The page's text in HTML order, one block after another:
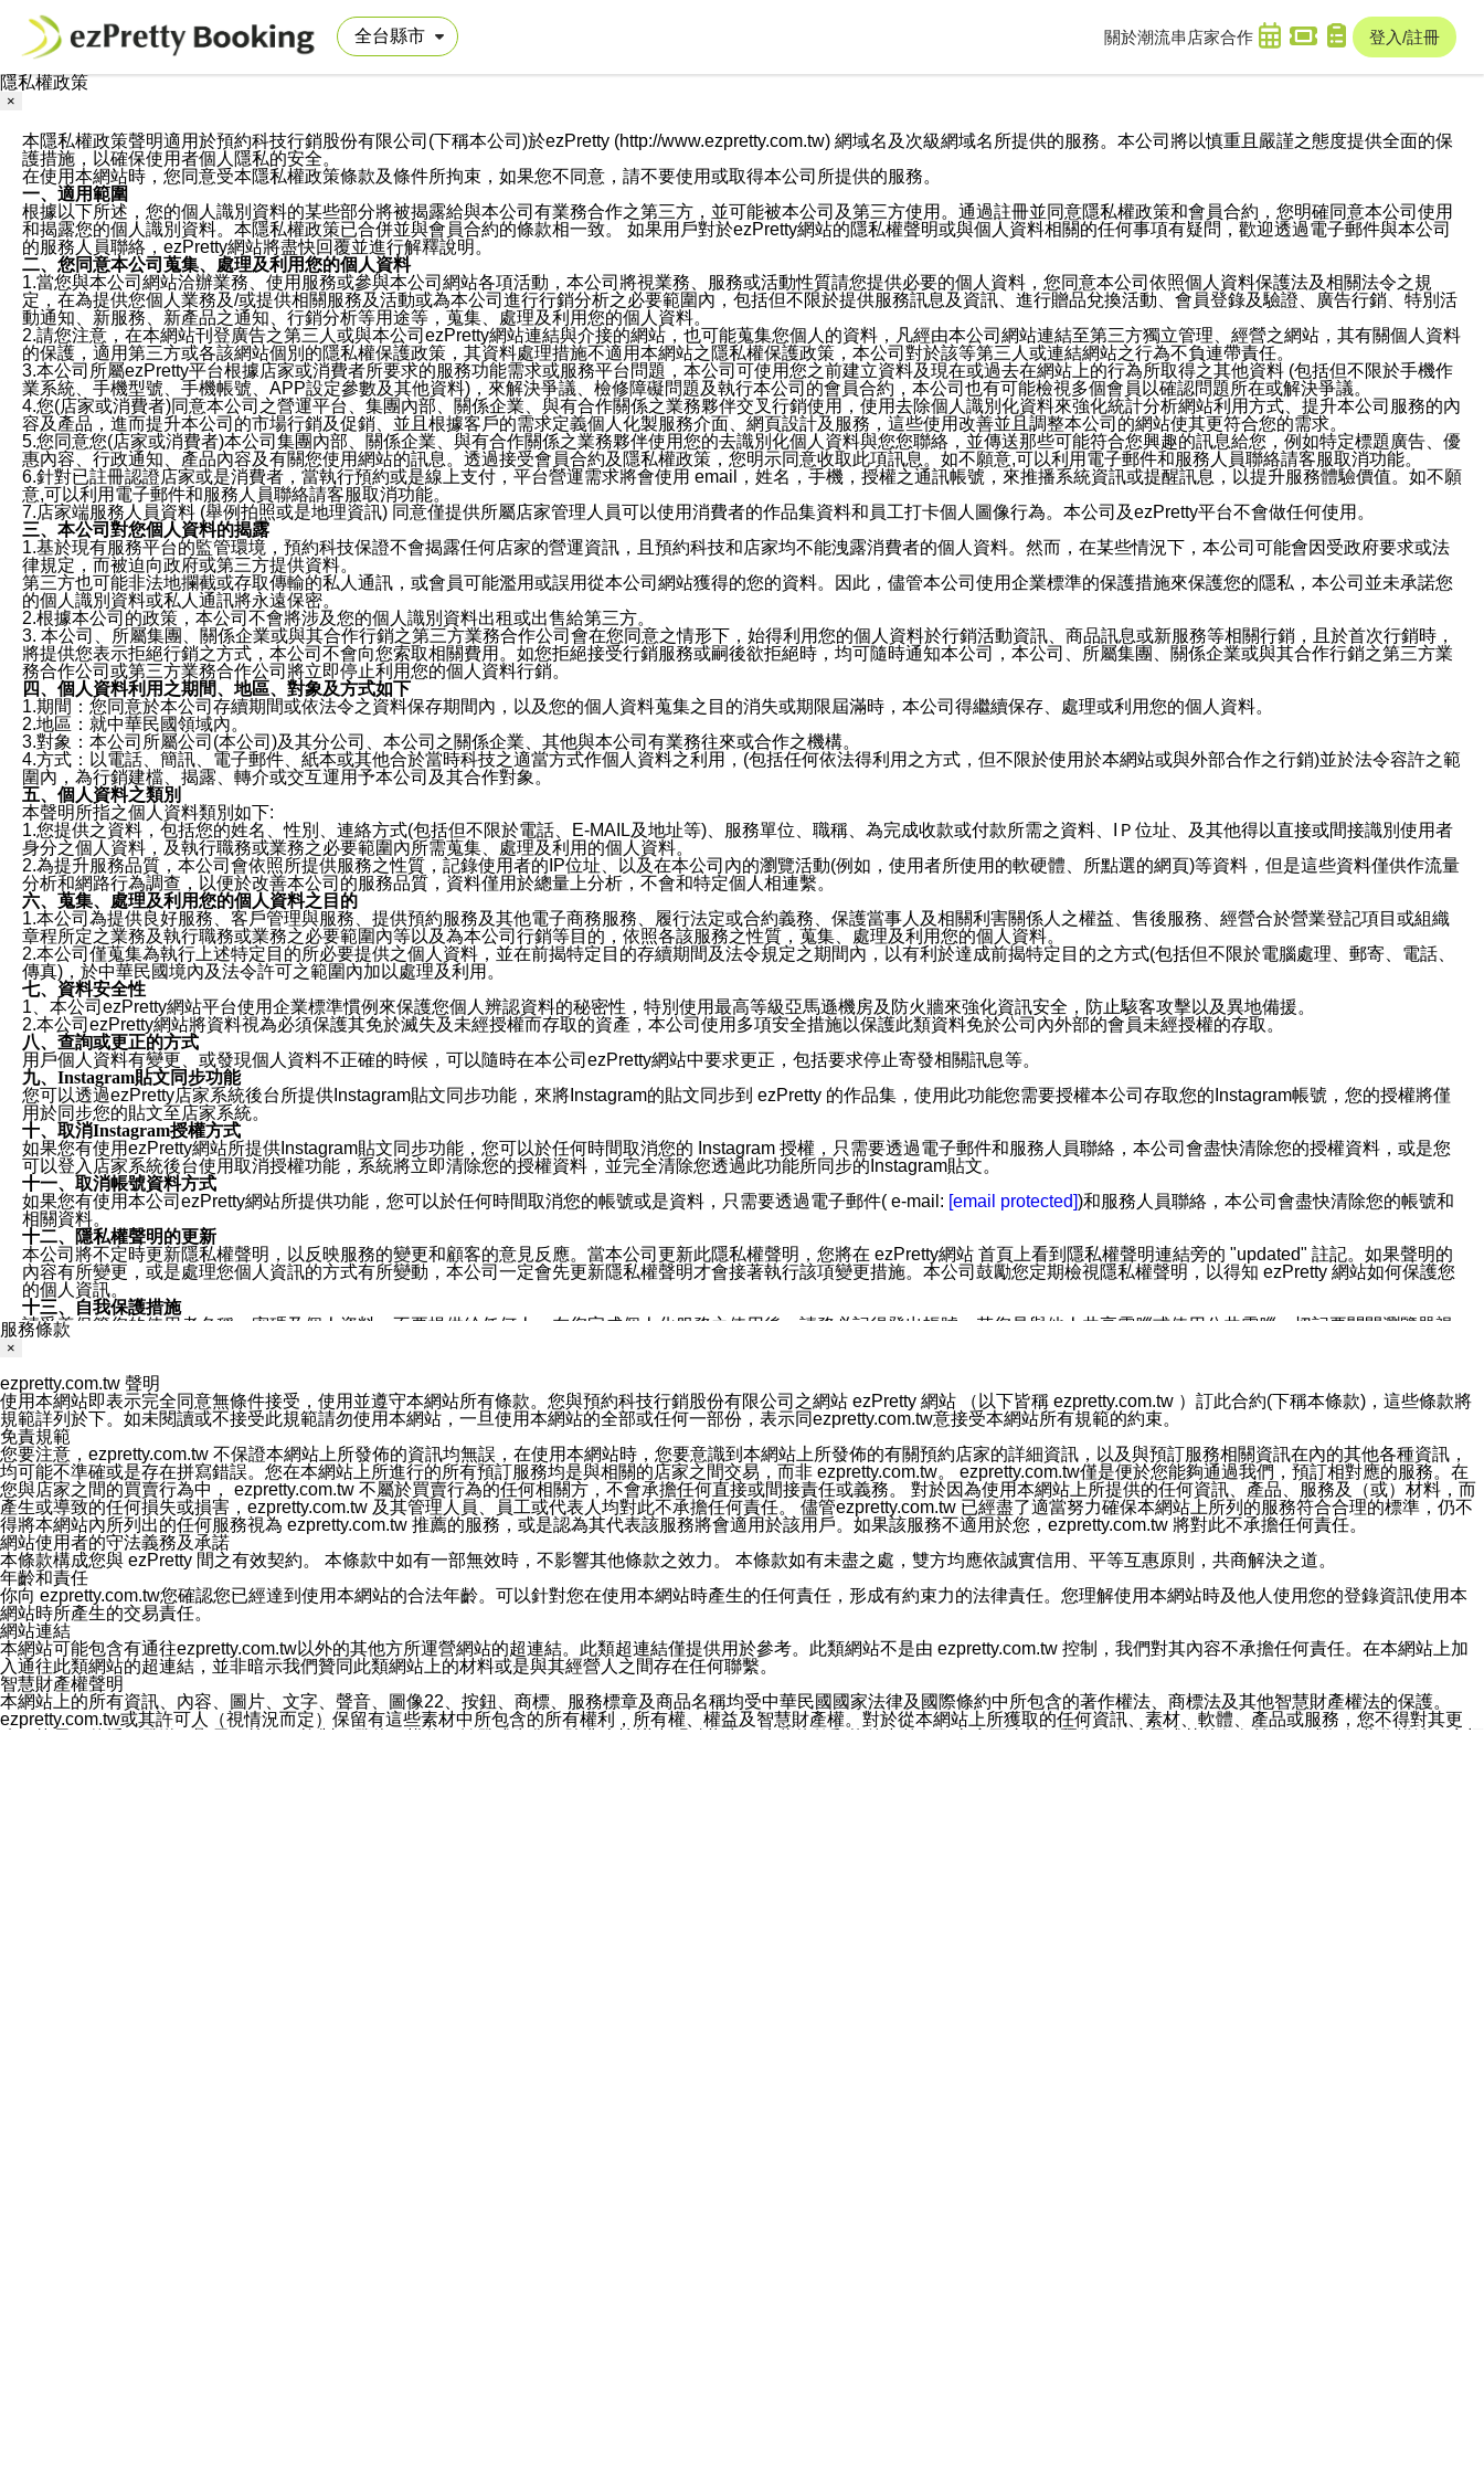
關於潮流串 店家合作 登入/註冊
隱私權政策
×
本隱私權政策聲明適用於預約科技行銷股份有限公司(下稱本公司)於ezPretty (http://www.ezpretty.com.tw) 網域名及次級網域名所提供的服務。本公司將以慎重且嚴謹之態度提供全面的保
護措施，以確保使用者個人隱私的安全。
在使用本網站時，您同意受本隱私權政策條款及條件所拘束，如果您不同意，請不要使用或取得本公司所提供的服務。
一、適用範圍
根據以下所述，您的個人識別資料的某些部分將被揭露給與本公司有業務合作之第三方，並可能被本公司及第三方使用。通過註冊並同意隱私權政策和會員合約，您明確同意本公司使用
和揭露您的個人識別資料。本隱私權政策已合併並與會員合約的條款相一致。 如果用戶對於ezPretty網站的隱私權聲明或與個人資料相關的任何事項有疑問，歡迎透過電子郵件與本公司
的服務人員聯絡，ezPretty網站將盡快回覆並進行解釋說明。
二、您同意本公司蒐集、處理及利用您的個人資料
1.當您與本公司網站洽辦業務、使用服務或參與本公司網站各項活動，本公司將視業務、服務或活動性質請您提供必要的個人資料，您同意本公司依照個人資料保護法及相關法令之規
定，在為提供您個人業務及/或提供相關服務及活動或為本公司進行行銷分析之必要範圍內，包括但不限於提供服務訊息及資訊、進行贈品兌換活動、會員登錄及驗證、廣告行銷、特別活
動通知、新服務、新產品之通知、行銷分析等用途等，蒐集、處理及利用您的個人資料。
2.請您注意，在本網站刊登廣告之第三人或與本公司ezPretty網站連結與介接的網站，也可能蒐集您個人的資料，凡經由本公司網站連結至第三方獨立管理、經營之網站，其有關個人資料
的保護，適用第三方或各該網站個別的隱私權保護政策，其資料處理措施不適用本網站之隱私權保護政策，本公司對於該等第三人或連結網站之行為不負連帶責任。
3.本公司所屬ezPretty平台根據店家或消費者所要求的服務功能需求或服務平台問題，本公司可使用您之前建立資料及現在或過去在網站上的行為所取得之其他資料 (包括但不限於手機作
業系統、手機型號、手機帳號、APP設定參數及其他資料)，來解決爭議、檢修障礙問題及執行本公司的會員合約，本公司也有可能檢視多個會員以確認問題所在或解決爭議。
4.您(店家或消費者)同意本公司之營運平台、集團內部、關係企業、與有合作關係之業務夥伴交叉行銷使用，使用去除個人識別化資料來強化統計分析網站利用方式、提升本公司服務的內
容及產品，進而提升本公司的市場行銷及促銷、並且根據客戶的需求定義個人化製服務介面、網頁設計及服務，這些使用改善並且調整本公司的網站使其更符合您的需求。
5.您同意您(店家或消費者)本公司集團內部、關係企業、與有合作關係之業務夥伴使用您的去識別化個人資料與您您聯絡，並傳送那些可能符合您興趣的訊息給您，例如特定標題廣告、優
惠內容、行政通知、產品內容及有關您使用網站的訊息。透過接受會員合約及隱私權政策，您明示同意收取此項訊息。如不願意,可以利用電子郵件和服務人員聯絡請客服取消功能。
6.針對已註冊認證店家或是消費者，當執行預約或是線上支付，平台營運需求將會使用 email，姓名，手機，授權之通訊帳號，來推播系統資訊或提醒訊息，以提升服務體驗價值。如不願
意,可以利用電子郵件和服務人員聯絡請客服取消功能。
7.店家端服務人員資料 (舉例拍照或是地理資訊) 同意僅提供所屬店家管理人員可以使用消費者的作品集資料和員工打卡個人圖像行為。本公司及ezPretty平台不會做任何使用。
三、本公司對您個人資料的揭露
1.基於現有服務平台的監管環境，預約科技保證不會揭露任何店家的營運資訊，且預約科技和店家均不能洩露消費者的個人資料。然而，在某些情況下，本公司可能會因受政府要求或法
律規定，而被迫向政府或第三方提供資料。
第三方也可能非法地攔截或存取傳輸的私人通訊，或會員可能濫用或誤用從本公司網站獲得的您的資料。因此，儘管本公司使用企業標準的保護措施來保護您的隱私，本公司並未承諾您
的個人識別資料或私人通訊將永遠保密。
2.根據本公司的政策，本公司不會將涉及您的個人識別資料出租或出售給第三方。
3. 本公司、所屬集團、關係企業或與其合作行銷之第三方業務合作公司會在您同意之情形下，始得利用您的個人資料於行銷活動資訊、商品訊息或新服務等相關行銷，且於首次行銷時，
將提供您表示拒絕行銷之方式，本公司不會向您索取相關費用。如您拒絕接受行銷服務或嗣後欲拒絕時，均可隨時通知本公司，本公司、所屬集團、關係企業或與其合作行銷之第三方業
務合作公司或第三方業務合作公司將立即停止利用您的個人資料行銷。
四、個人資料利用之期間、地區、對象及方式如下
1.期間：您同意於本公司存續期間或依法令之資料保存期間內，以及您的個人資料蒐集之目的消失或期限屆滿時，本公司得繼續保存、處理或利用您的個人資料。
2.地區：就中華民國領域內。
3.對象：本公司所屬公司(本公司)及其分公司、本公司之關係企業、其他與本公司有業務往來或合作之機構。
4.方式：以電話、簡訊、電子郵件、紙本或其他合於當時科技之適當方式作個人資料之利用，(包括任何依法得利用之方式，但不限於使用於本網站或與外部合作之行銷)並於法令容許之範
圍內，為行銷建檔、揭露、轉介或交互運用予本公司及其合作對象。
五、個人資料之類別
本聲明所指之個人資料類別如下:
1.您提供之資料，包括您的姓名、性別、連絡方式(包括但不限於電話、E-MAIL及地址等)、服務單位、職稱、為完成收款或付款所需之資料、IＰ位址、及其他得以直接或間接識別使用者
身分之個人資料，及執行職務或業務之必要範圍內所需蒐集、處理及利用的個人資料。
2.為提升服務品質，本公司會依照所提供服務之性質，記錄使用者的IP位址、以及在本公司內的瀏覽活動(例如，使用者所使用的軟硬體、所點選的網頁)等資料，但是這些資料僅供作流量
分析和網路行為調查，以便於改善本公司的服務品質，資料僅用於總量上分析，不會和特定個人相連繫。
六、蒐集、處理及利用您的個人資料之目的
1.本公司為提供良好服務、客戶管理與服務、提供預約服務及其他電子商務服務、履行法定或合約義務、保護當事人及相關利害關係人之權益、售後服務、經營合於營業登記項目或組織
章程所定之業務及執行職務或業務之必要範圍內等以及為本公司行銷等目的，依照各該服務之性質，蒐集、處理及利用您的個人資料。
2.本公司僅蒐集為執行上述特定目的所必要提供之個人資料，並在前揭特定目的存續期間及法令規定之期間內，以有利於達成前揭特定目的之方式(包括但不限於電腦處理、郵寄、電話、
傳真)，於中華民國境內及法令許可之範圍內加以處理及利用。
七、資料安全性
1、本公司ezPretty網站平台使用企業標準慣例來保護您個人辨認資料的秘密性，特別使用最高等級亞馬遜機房及防火牆來強化資訊安全，防止駭客攻擊以及異地備援。
2.本公司ezPretty網站將資料視為必須保護其免於滅失及未經授權而存取的資產，本公司使用多項安全措施以保護此類資料免於公司內外部的會員未經授權的存取。
八、查詢或更正的方式
用戶個人資料有變更、或發現個人資料不正確的時候，可以隨時在本公司ezPretty網站中要求更正，包括要求停止寄發相關訊息等。
九、Instagram貼文同步功能
您可以透過ezPretty店家系統後台所提供Instagram貼文同步功能，來將Instagram的貼文同步到 ezPretty 的作品集，使用此功能您需要授權本公司存取您的Instagram帳號，您的授權將僅
用於同步您的貼文至店家系統。
十、取消Instagram授權方式
如果您有使用ezPretty網站所提供Instagram貼文同步功能，您可以於任何時間取消您的 Instagram 授權，只需要透過電子郵件和服務人員聯絡，本公司會盡快清除您的授權資料，或是您
可以登入店家系統後台使用取消授權功能，系統將立即清除您的授權資料，並完全清除您透過此功能所同步的Instagram貼文。
十一、取消帳號資料方式
如果您有使用本公司ezPretty網站所提供功能，您可以於任何時間取消您的帳號或是資料，只需要透過電子郵件( e-mail: [email protected])和服務人員聯絡，本公司會盡快清除您的帳號和
相關資料。
十二、隱私權聲明的更新
本公司將不定時更新隱私權聲明，以反映服務的變更和顧客的意見反應。當本公司更新此隱私權聲明，您將在 ezPretty網站 首頁上看到隱私權聲明連結旁的 "updated" 註記。如果聲明的
內容有所變更，或是處理您個人資訊的方式有所變動，本公司一定會先更新隱私權聲明才會接著執行該項變更措施。本公司鼓勵您定期檢視隱私權聲明，以得知 ezPretty 網站如何保護您
的個人資訊。
十三、自我保護措施
請妥善保管您的使用者名稱、密碼及個人資料，不要提供給任何人。在您完成個人化服務之使用後，請務必記得登出帳號。若您是與他人共享電腦或使用公共電腦，切記要關閉瀏覽器視
窗，以防止他人讀取您的個人資料、信件或進入所機關管理區。
您同意本公司網站，透過您所提供的郵件地址與您取得聯絡並傳送或宣傳本網站各項服務之資料或電子郵件供您參考。您能依照該資料或電子郵件所指示之方法、說明或功能連結，隨時
停止接收這些資料或電子郵件。
十五、訊息通知
本公司/本服務將以通知型訊息傳送重要訊息給您。即使未加入本公司/本服務好友，您仍可接收到通知型訊息。
本公司/本服務傳送之通知型訊息以對您有效且重要的訊息為限，以廣告或其他目的的訊息皆不會被傳送。滿足以下三個條件者，將可收到通知型訊息。
1.LINE 帳號設定的電話號碼與本公司/本服務所傳來的電話號碼比對相符。
2.該 LINE 帳號已在 LINE APP 設定中，同意接收通知型訊息。
3.LINE 帳號未封鎖傳送訊息之 LINE 官方帳號。
欲變更通知型訊息的設定，操作如下：
1.點選「主頁」＞「設定」
2.點選「隱私設定」
3.點選「提供使用資料」
4.點選「LINE通知型訊息」
5.開關「接收LINE通知型訊息」
❗️關閉「接收通知型訊息」後，將不會接收到來自任何企業官方帳號或認證官方帳號的通知型訊息。
服務條款
×
ezpretty.com.tw 聲明
使用本網站即表示完全同意無條件接受，使用並遵守本網站所有條款。您與預約科技行銷股份有限公司之網站 ezPretty 網站 （以下皆稱 ezpretty.com.tw ）訂此合約(下稱本條款)，這些條款將
規範詳列於下。如未閱讀或不接受此規範請勿使用本網站，一旦使用本網站的全部或任何一部份，表示同ezpretty.com.tw意接受本網站所有規範的約束。
免責規範
您要注意，ezpretty.com.tw 不保證本網站上所發佈的資訊均無誤，在使用本網站時，您要意識到本網站上所發佈的有關預約店家的詳細資訊，以及與預訂服務相關資訊在內的其他各種資訊，
均可能不準確或是存在拼寫錯誤。您在本網站上所進行的所有預訂服務均是與相關的店家之間交易，而非 ezpretty.com.tw。 ezpretty.com.tw僅是便於您能夠通過我們，預訂相對應的服務。在
您與店家之間的買賣行為中， ezpretty.com.tw 不屬於買賣行為的任何相關方，不會承擔任何直接或間接責任或義務。 對於因為使用本網站上所提供的任何資訊、產品、服務及（或）材料，而
產生或導致的任何損失或損害，ezpretty.com.tw 及其管理人員、員工或代表人均對此不承擔任何責任。 儘管ezpretty.com.tw 已經盡了適當努力確保本網站上所列的服務符合合理的標準，仍不
得將本網站內所列出的任何服務視為 ezpretty.com.tw 推薦的服務，或是認為其代表該服務將會適用於該用戶。如果該服務不適用於您，ezpretty.com.tw 將對此不承擔任何責任。
網站使用者的守法義務及承諾
本條款構成您與 ezPretty 間之有效契約。 本條款中如有一部無效時，不影響其他條款之效力。 本條款如有未盡之處，雙方均應依誠實信用、平等互惠原則，共商解決之道。
年齡和責任
你向 ezpretty.com.tw您確認您已經達到使用本網站的合法年齡。可以針對您在使用本網站時產生的任何責任，形成有約束力的法律責任。您理解使用本網站時及他人使用您的登錄資訊使用本
網站時所產生的交易責任。
網站連結
本網站可能包含有通往ezpretty.com.tw以外的其他方所運營網站的超連結。此類超連結僅提供用於參考。此類網站不是由 ezpretty.com.tw 控制，我們對其內容不承擔任何責任。在本網站上加
入通往此類網站的超連結，並非暗示我們贊同此類網站上的材料或是與其經營人之間存在任何聯繫。
智慧財產權聲明
本網站上的所有資訊、內容、圖片、文字、聲音、圖像22、按鈕、商標、服務標章及商品名稱均受中華民國國家法律及國際條約中所包含的著作權法、商標法及其他智慧財產權法的保護。
ezpretty.com.tw或其許可人（視情況而定）保留有這些素材中所包含的所有權利，所有權、權益及智慧財產權。對於從本網站上所獲取的任何資訊、素材、軟體、產品或服務，您不得對其更